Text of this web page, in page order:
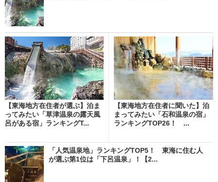
【東海地方在住者が選ぶ】泊ま
ってみたい「草津温泉の露天風
呂がある宿」ランキングT...
【東海地方在住者に聞いた】泊
まってみたい「石和温泉の宿」
ランキングTOP26！ ...
「人気温泉地」ランキングTOP5！ 東海に住む人
が選ぶ第1位は「下呂温泉」！【2...